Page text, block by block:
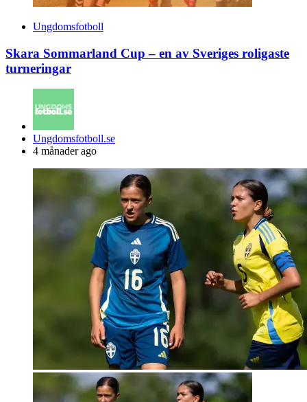
Ungdomsfotboll
Skara Sommarland Cup – en av Sveriges roligaste
turneringar
Posted
by
Ungdomsfotboll.se
4 månader ago